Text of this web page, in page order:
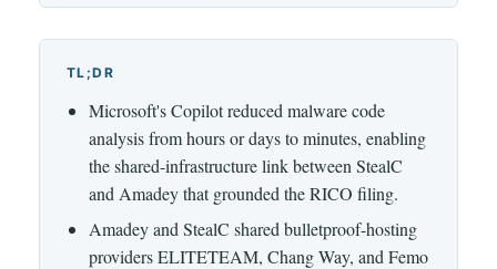
TL;DR
Microsoft's Copilot reduced malware code
analysis from hours or days to minutes, enabling
the shared-infrastructure link between StealC
and Amadey that grounded the RICO filing.
Amadey and StealC shared bulletproof-hosting
providers ELITETEAM, Chang Way, and Femo